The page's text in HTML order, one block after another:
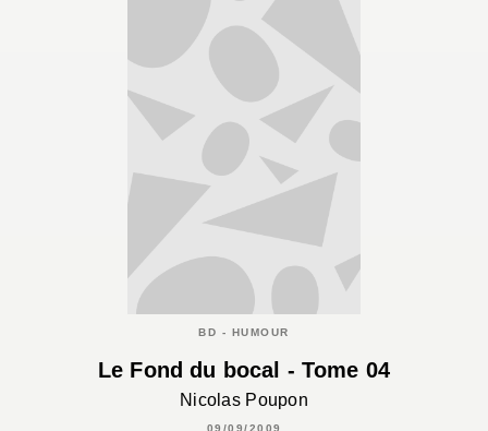
BD - HUMOUR
Le Fond du bocal - Tome 04
Nicolas Poupon
09/09/2009